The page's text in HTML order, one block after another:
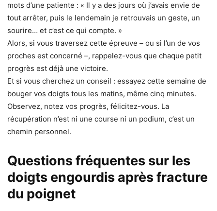
mots d’une patiente : « Il y a des jours où j’avais envie de
tout arrêter, puis le lendemain je retrouvais un geste, un
sourire… et c’est ce qui compte. »
Alors, si vous traversez cette épreuve – ou si l’un de vos
proches est concerné –, rappelez-vous que chaque petit
progrès est déjà une victoire.
Et si vous cherchez un conseil : essayez cette semaine de
bouger vos doigts tous les matins, même cinq minutes.
Observez, notez vos progrès, félicitez-vous. La
récupération n’est ni une course ni un podium, c’est un
chemin personnel.
Questions fréquentes sur les
doigts engourdis après fracture
du poignet